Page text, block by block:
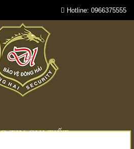
Hotline: 0966375555
TIN CHI TIẾT